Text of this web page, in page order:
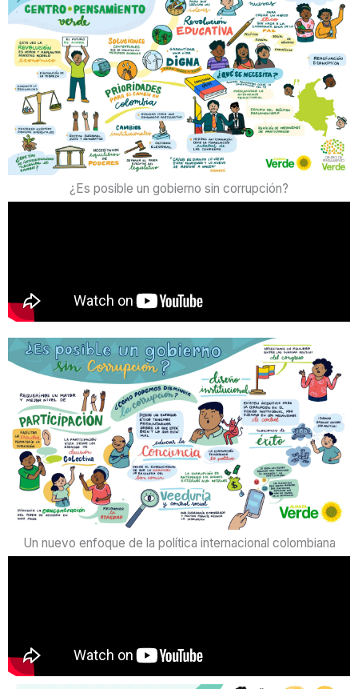
¿Es posible un gobierno sin corrupción?
Un nuevo enfoque de la política internacional colombiana